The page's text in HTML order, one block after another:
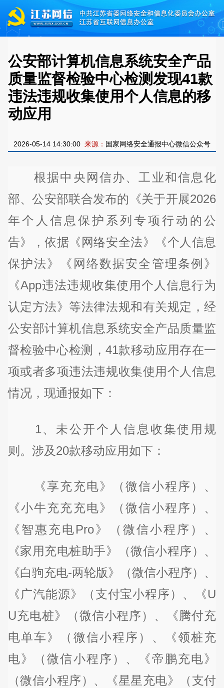
公安部计算机信息系统安全产品
质量监督检验中心检测发现41款
违法违规收集使用个人信息的移
动应用
2026-05-14 14:30:00 来源： 国家网络安全通报中心微信公众号
根据中央网信办、工业和信息化
部、公安部联合发布的《关于开展2026
年个人信息保护系列专项行动的公
告》，依据《网络安全法》《个人信息
保护法》《网络数据安全管理条例》
《App违法违规收集使用个人信息行为
认定方法》等法律法规和有关规定，经
公安部计算机信息系统安全产品质量监
督检验中心检测，41款移动应用存在一
项或者多项违法违规收集使用个人信息
情况，现通报如下：
1、未公开个人信息收集使用规
则。涉及20款移动应用如下：
《享充充电》（微信小程序）、
《小牛充充充电》（微信小程序）、
《智惠充电Pro》（微信小程序）、
《家用充电桩助手》（微信小程序）、
《白驹充电-两轮版》（微信小程序）、
《广汽能源》（支付宝小程序）、《U
U充电桩》（微信小程序）、《腾付充
电单车》（微信小程序）、《领桩充
电》（微信小程序）、《帝鹏充电》
（微信小程序）、《星星充电》（支付